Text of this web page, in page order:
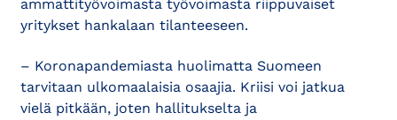
ammattityövoimasta työvoimasta riippuvaiset
yritykset hankalaan tilanteeseen.
– Koronapandemiasta huolimatta Suomeen
tarvitaan ulkomaalaisia osaajia. Kriisi voi jatkua
vielä pitkään, joten hallitukselta ja